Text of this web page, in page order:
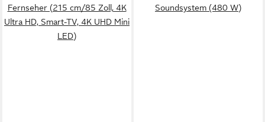
Fernseher (215 cm/85 Zoll, 4K
Ultra HD, Smart-TV, 4K UHD Mini
LED)
Soundsystem (480 W)